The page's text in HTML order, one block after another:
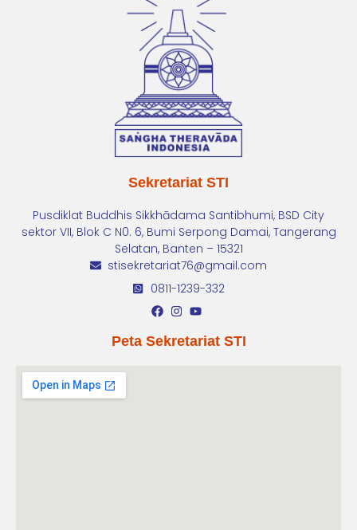
Sekretariat STI
Pusdiklat Buddhis Sikkhādama Santibhumi, BSD City
sektor VII, Blok C N0. 6, Bumi Serpong Damai, Tangerang
Selatan, Banten – 15321
stisekretariat76@gmail.com
0811-1239-332
Peta Sekretariat STI